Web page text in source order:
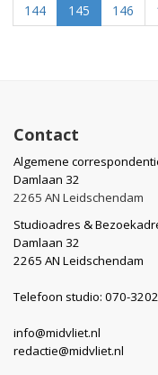
144
145 146
Contact
Algemene
Damlaan 32
2265 AN Leidschendam
Studioadres &
Damlaan 32
2265 AN Leidschendam
Telefoon studio: 070-
info@midvliet.nl
redactie@midvliet.nl